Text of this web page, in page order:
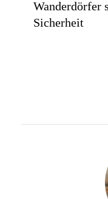
Wanderdörfer
Sicherheit
Statement in
und